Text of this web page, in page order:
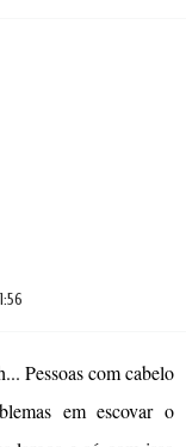
Pessoas com cabelo
em escovar o